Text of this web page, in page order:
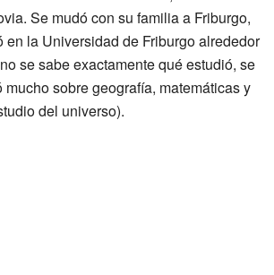
Se mudó con su familia a Friburgo,
en la Universidad de Friburgo alrededor
se sabe exactamente qué estudió, se
sobre geografía, matemáticas y
del universo).